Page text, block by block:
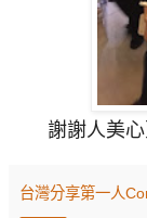
謝謝人美
台灣分享第一人